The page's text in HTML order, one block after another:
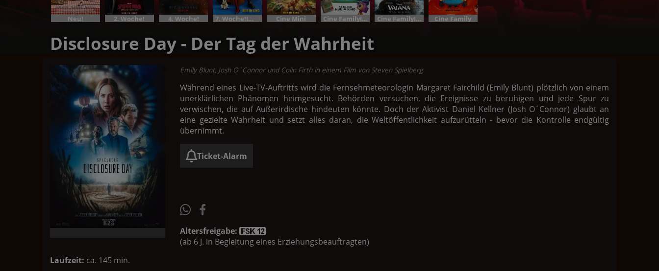
Neu! 2. Woche! 4. Woche! 7. Woche!Im Bundesstart Cine Mini Cine FamilyIm Bundesstart Cine FamilyIm Bundesstart Cine Family
Disclosure Day - Der Tag der Wahrheit
Emily Blunt, Josh O´Connor und Colin Firth in einem Film von Steven Spielberg
Während eines Live-TV-Auftritts wird die Fernsehmeteorologin Margaret Fairchild (Emily Blunt) plötzlich von einem
unerklärlichen Phänomen heimgesucht. Behörden versuchen, die Ereignisse zu beruhigen und jede Spur zu
verwischen, die auf Außerirdische hindeuten könnte. Doch der Aktivist Daniel Kellner (Josh O´Connor) glaubt an
eine gezielte Wahrheit und setzt alles daran, die Weltöffentlichkeit aufzurütteln - bevor die Kontrolle endgültig
übernimmt.
Ticket-Alarm
Altersfreigabe:
(ab 6 J. in Begleitung eines Erziehungsbeauftragten)
Laufzeit: ca. 145 min.